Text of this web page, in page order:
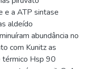
e a ATP sintase
aldeído
abundância no
com Kunitz as
térmico Hsp 90